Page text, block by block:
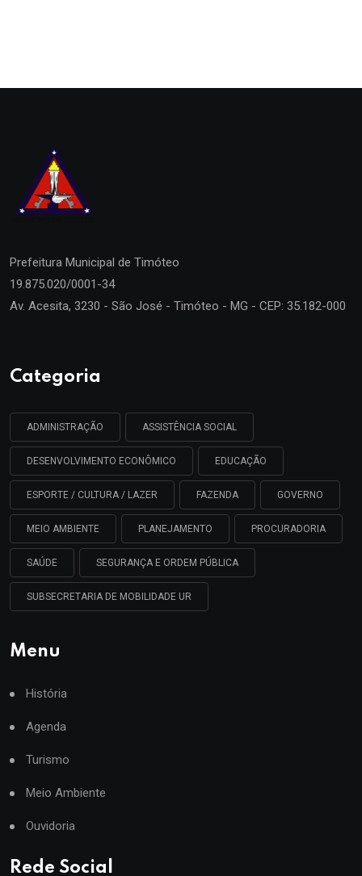
Prefeitura Municipal de Timóteo
19.875.020/0001-34
Av. Acesita, 3230 - São José - Timóteo - MG - CEP: 35.182-000
Categoria
ADMINISTRAÇÃO ASSISTÊNCIA SOCIAL
DESENVOLVIMENTO ECONÔMICO EDUCAÇÃO
ESPORTE / CULTURA / LAZER FAZENDA GOVERNO
MEIO AMBIENTE PLANEJAMENTO PROCURADORIA
SAÚDE SEGURANÇA E ORDEM PÚBLICA
SUBSECRETARIA DE MOBILIDADE UR
Menu
História
Agenda
Turismo
Meio Ambiente
Ouvidoria
Rede Social